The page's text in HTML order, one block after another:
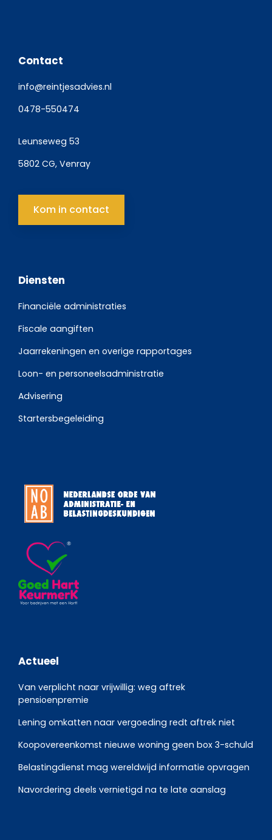
Contact
info@reintjesadvies.nl
0478-550474
Leunseweg 53
5802 CG, Venray
Kom in contact
Diensten
Financiële administraties
Fiscale aangiften
Jaarrekeningen en overige rapportages
Loon- en personeelsadministratie
Advisering
Startersbegeleiding
Actueel
Van verplicht naar vrijwillig: weg aftrek
pensioenpremie
Lening omkatten naar vergoeding redt aftrek niet
Koopovereenkomst nieuwe woning geen box 3-schuld
Belastingdienst mag wereldwijd informatie opvragen
Navordering deels vernietigd na te late aanslag